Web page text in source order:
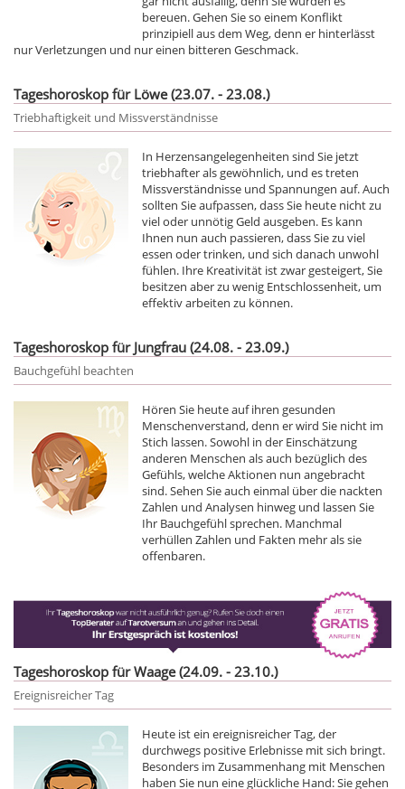
bereuen. Gehen Sie so einem Konflikt
prinzipiell aus dem Weg, denn er hinterlässt
nur Verletzungen und nur einen bitteren Geschmack.
Tageshoroskop für Löwe (23.07. - 23.08.)
Triebhaftigkeit und Missverständnisse
In Herzensangelegenheiten sind Sie jetzt
triebhafter als gewöhnlich, und es treten
Missverständnisse und Spannungen auf. Auch
sollten Sie aufpassen, dass Sie heute nicht zu
viel oder unnötig Geld ausgeben. Es kann
Ihnen nun auch passieren, dass Sie zu viel
essen oder trinken, und sich danach unwohl
fühlen. Ihre Kreativität ist zwar gesteigert, Sie
besitzen aber zu wenig Entschlossenheit, um
effektiv arbeiten zu können.
Tageshoroskop für Jungfrau (24.08. - 23.09.)
Bauchgefühl beachten
Hören Sie heute auf ihren gesunden
Menschenverstand, denn er wird Sie nicht im
Stich lassen. Sowohl in der Einschätzung
anderen Menschen als auch bezüglich des
Gefühls, welche Aktionen nun angebracht
sind. Sehen Sie auch einmal über die nackten
Zahlen und Analysen hinweg und lassen Sie
Ihr Bauchgefühl sprechen. Manchmal
verhüllen Zahlen und Fakten mehr als sie
offenbaren.
Tageshoroskop für Waage (24.09. - 23.10.)
Ereignisreicher Tag
Heute ist ein ereignisreicher Tag, der
durchwegs positive Erlebnisse mit sich bringt.
Besonders im Zusammenhang mit Menschen
haben Sie nun eine glückliche Hand: Sie gehen